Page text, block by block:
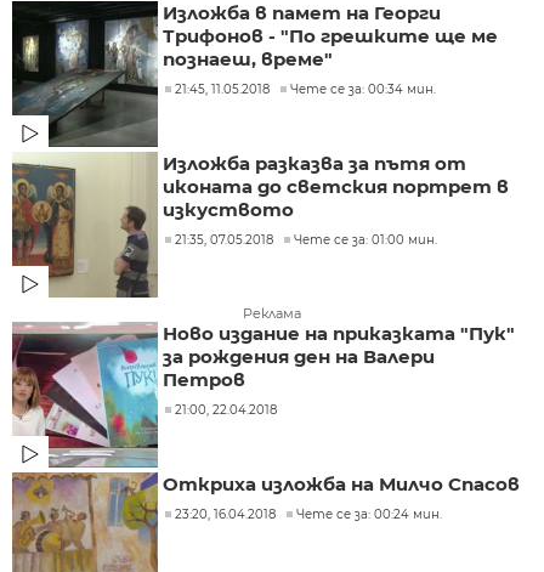
Изложба в памет на Георги
Трифонов - "По грешките ще ме
познаеш, време"
21:45, 11.05.2018 Чете се за: 00:34 мин.
Изложба разказва за пътя от
иконата до светския портрет в
изкуството
21:35, 07.05.2018 Чете се за: 01:00 мин.
Реклама
Ново издание на приказката "Пук"
за рождения ден на Валери
Петров
21:00, 22.04.2018
Откриха изложба на Милчо Спасов
23:20, 16.04.2018 Чете се за: 00:24 мин.